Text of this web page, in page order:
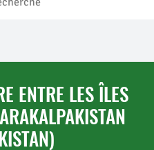
ENTRE LES ÎLES